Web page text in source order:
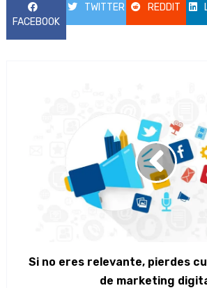
FACEBOOK
TWITTER REDDIT
Si no eres relevante, pierdes
de marketing